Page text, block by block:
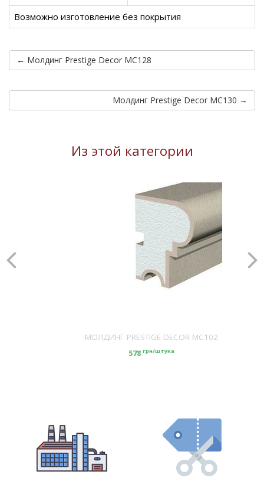
Возможно изготовление без покрытия
← Молдинг Prestige Decor MC128
Молдинг Prestige Decor MC130 →
Из этой категории
МОЛДИНГ PRESTIGE DECOR MC102
578 грн/штука